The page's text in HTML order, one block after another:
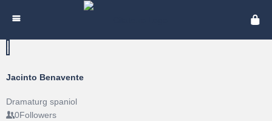
Jacinto Benavente
Dramaturg spaniol
0Followers